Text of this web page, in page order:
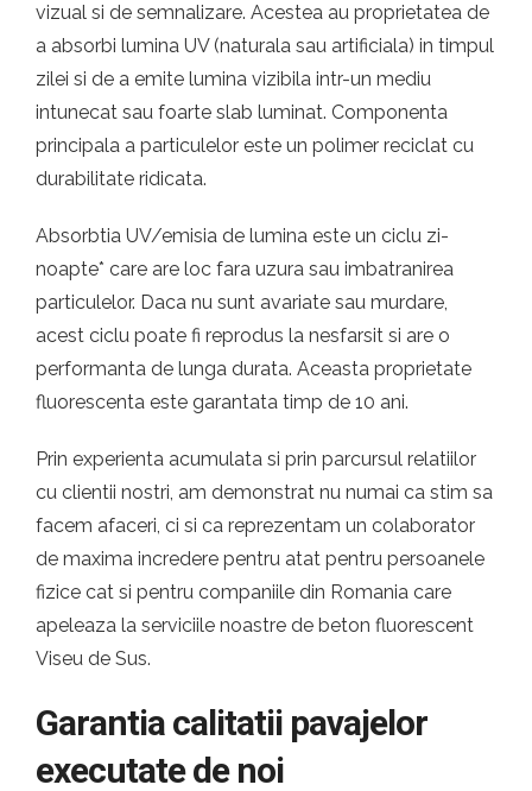
vizual si de semnalizare. Acestea au proprietatea de
a absorbi lumina UV (naturala sau artificiala) in timpul
zilei si de a emite lumina vizibila intr-un mediu
intunecat sau foarte slab luminat. Componenta
principala a particulelor este un polimer reciclat cu
durabilitate ridicata.
Absorbtia UV/emisia de lumina este un ciclu zi-
noapte* care are loc fara uzura sau imbatranirea
particulelor. Daca nu sunt avariate sau murdare,
acest ciclu poate fi reprodus la nesfarsit si are o
performanta de lunga durata. Aceasta proprietate
fluorescenta este garantata timp de 10 ani.
Prin experienta acumulata si prin parcursul relatiilor
cu clientii nostri, am demonstrat nu numai ca stim sa
facem afaceri, ci si ca reprezentam un colaborator
de maxima incredere pentru atat pentru persoanele
fizice cat si pentru companiile din Romania care
apeleaza la serviciile noastre de beton fluorescent
Viseu de Sus.
Garantia calitatii pavajelor
executate de noi